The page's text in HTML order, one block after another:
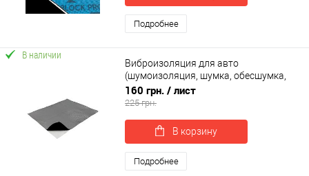
Подробнее
В наличии
Виброизоляция для авто
(шумоизоляция, шумка, обесшумка,
шумовиброизоляция автомобиля)
SoundProOFF X2 (sp-0014)
160 грн. / лист
225 грн.
В корзину
Подробнее